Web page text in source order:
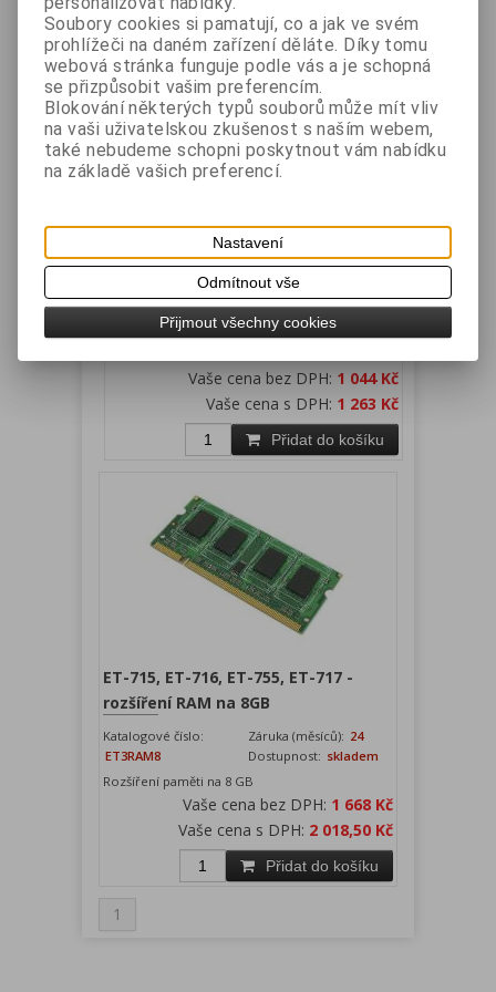
Přidat do košíku
ET-716, ET-716II, 716III, ET-717 -
rozšíření SSD na 256GB
Katalogové číslo:
ETMSSD250
Záruka (měsíců):24
Dostupnost:skladem
Vaše cena bez DPH: 1 044 Kč
Vaše cena s DPH: 1 263 Kč
Přidat do košíku
ET-715, ET-716, ET-755, ET-717 -
rozšíření RAM na 8GB
Katalogové číslo:
ET3RAM8
Záruka (měsíců): 24
Dostupnost: skladem
Rozšíření paměti na 8 GB
Vaše cena bez DPH: 1 668 Kč
Vaše cena s DPH: 2 018,50 Kč
Přidat do košíku
1
Soubory cookies si pamatují, co a jak ve svém
prohlížeči na daném zařízení děláte. Díky tomu
webová stránka funguje podle vás a je schopná
se přizpůsobit vašim preferencím.
Blokování některých typů souborů může mít vliv
na vaši uživatelskou zkušenost s naším webem,
také nebudeme schopni poskytnout vám nabídku
na základě vašich preferencí.
Nastavení
Odmítnout vše
Přijmout všechny cookies